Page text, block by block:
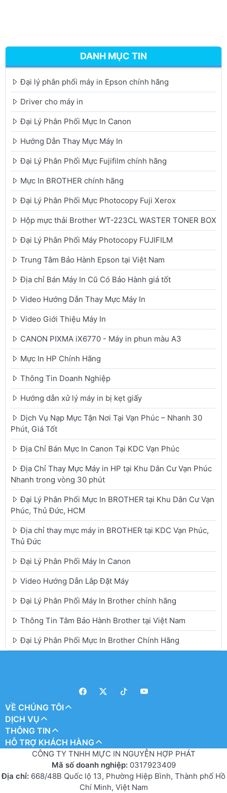
DANH MỤC TIN
Đại lý phân phối máy in Epson chính hãng
Driver cho máy in
Đại Lý Phân Phối Mực In Canon
Hướng Dẫn Thay Mực Máy In
Đại Lý Phân Phối Mực Fujifilm chính hãng
Mực In BROTHER chính hãng
Đại Lý Phân Phối Mực Photocopy Fuji Xerox
Hộp mực thải Brother WT-223CL WASTER TONER BOX
Đại Lý Phân Phối Máy Photocopy FUJIFILM
Trung Tâm Bảo Hành Epson tại Việt Nam
Địa chỉ Bán Máy In Cũ Có Bảo Hành giá tốt
Video Hướng Dẫn Thay Mực Máy In
Video Giới Thiệu Máy In
CANON PIXMA iX6770 - Máy in phun màu A3
Mực In HP Chính Hãng
Thông Tin Doanh Nghiệp
Hướng dẫn xử lý máy in bị kẹt giấy
Dịch Vụ Nạp Mực Tận Nơi Tại Vạn Phúc – Nhanh 30
Phút, Giá Tốt
Địa Chỉ Bán Mực In Canon Tại KDC Vạn Phúc
Địa Chỉ Thay Mực Máy in HP tại Khu Dân Cư Vạn Phúc
Nhanh trong vòng 30 phút
Đại Lý Phân Phối Mực In BROTHER tại Khu Dân Cư Vạn
Phúc, Thủ Đức, HCM
Địa chỉ thay mực máy in BROTHER tại KDC Vạn Phúc,
Thủ Đức
Đại Lý Phân Phối Máy In Canon
Video Hướng Dẫn Lắp Đặt Máy
Đại Lý Phân Phối Máy In Brother chính hãng
Thông Tin Tâm Bảo Hành Brother tại Việt Nam
Đại Lý Phân Phối Mực In Brother Chính Hãng
VỀ CHÚNG TÔI
DỊCH VỤ
THÔNG TIN
HỖ TRỢ KHÁCH HÀNG
CÔNG TY TNHH MỰC IN NGUYỄN HỢP PHÁT
Mã số doanh nghiệp: 0317923409
Địa chỉ: 668/48B Quốc lộ 13, Phường Hiệp Bình, Thành phố Hồ
Chí Minh, Việt Nam